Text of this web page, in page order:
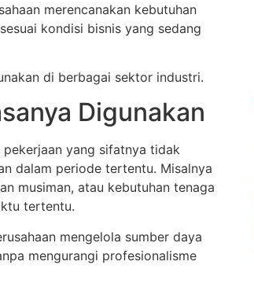
merencanakan kebutuhan
kondisi bisnis yang sedang
di berbagai sektor industri.
Digunakan
pekerjaan yang sifatnya tidak
dalam periode tertentu. Misalnya
musiman, atau kebutuhan tenaga
tertentu.
mengelola sumber daya
mengurangi profesionalisme